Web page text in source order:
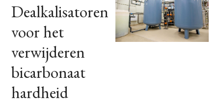
Dealkalisatoren
voor het
verwijderen
bicarbonaat
hardheid